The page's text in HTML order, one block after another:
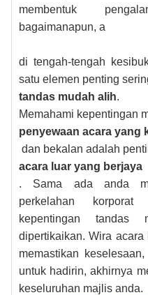
membentuk
bagaimanapun, a
di tengah-tengah
satu elemen penting
tandas mudah alih.
Memahami kepentingan
penyewaan acara yang
dan bekalan adalah
acara luar yang berjaya
. Sama ada anda
perkelahan
kepentingan
dipertikaikan. Wira
memastikan
untuk hadirin, akhirnya
keseluruhan majlis anda.